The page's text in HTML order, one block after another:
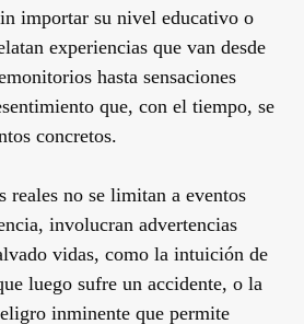
importar su nivel educativo o
experiencias que van desde
hasta sensaciones
que, con el tiempo, se
concretos.
reales no se limitan a eventos
involucran advertencias
vidas, como la intuición de
luego sufre un accidente, o la
inminente que permite